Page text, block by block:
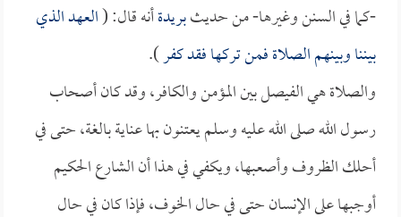
-كما في السنن وغيرها- من حديثبريدةأنه قال: (العهد الذي
بيننا وبينهم الصلاة فمن تركها فقد كفر).
والصلاة هي الفيصل بين المؤمن والكافر، وقد كان أصحاب
رسول الله صلى الله عليه وسلم يعتنون بها عناية بالغة، حتى في
أحلك الظروف وأصعبها، ويكفي في هذا أن الشارع الحكيم
أوجبها على الإنسان حتى في حال الخوف، فإذا كان في حال